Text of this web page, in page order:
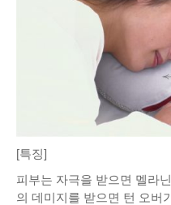
[특징]
피부는 자극을 받으면 멜라
의 데미지를 받으면 턴 오버